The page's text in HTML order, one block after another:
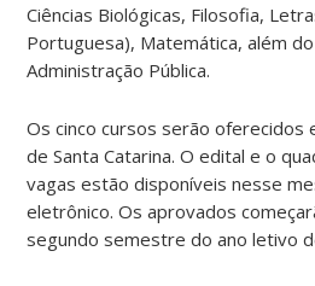
Ciências Biológicas, Filosofia,
Portuguesa), Matemática, além
Administração Pública.
Os cinco cursos serão oferecidos
de Santa Catarina. O edital e o
vagas estão disponíveis nesse
eletrônico. Os aprovados
segundo semestre do ano letivo